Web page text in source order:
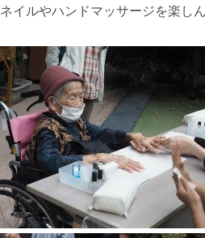
ネイルやハンドマッサージを楽し